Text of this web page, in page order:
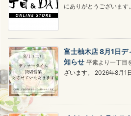
にありがとうございます
富士柚木店 8月1日デ
知らせ 平素より一丁目
ざいます。 2026年8月1